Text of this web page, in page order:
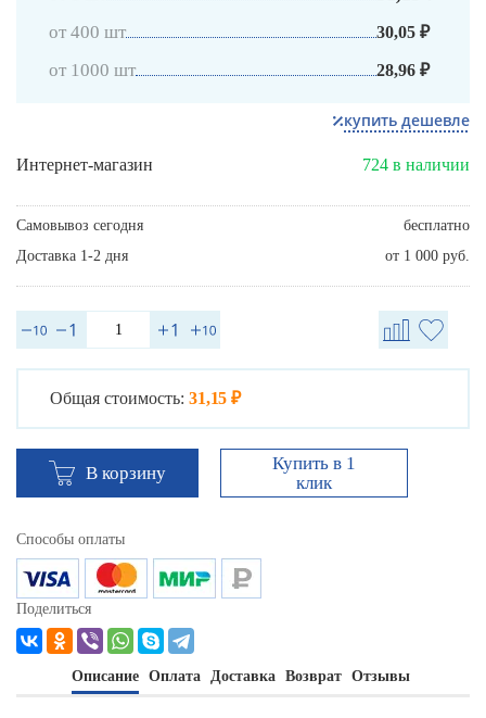
от 400 шт 30,05 ₽
от 1000 шт 28,96 ₽
купить дешевле
Интернет-магазин 724 в наличии
Самовывоз сегодня
бесплатно
Доставка 1-2 дня
от 1 000 руб.
Общая стоимость: 31,15 ₽
В корзину
Купить в 1
клик
Способы оплаты
Поделиться
Описание Оплата Доставка Возврат Отзывы